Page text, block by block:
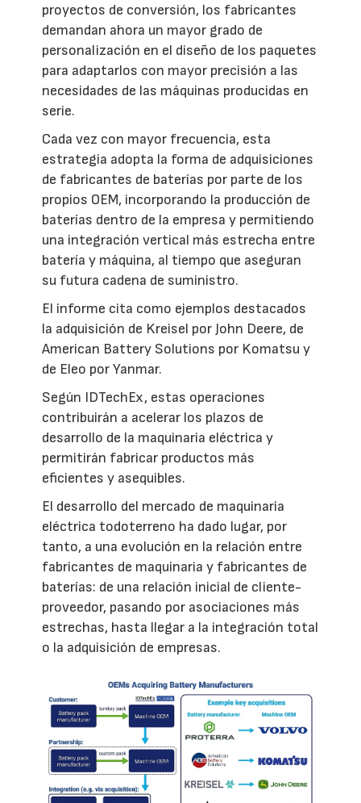
proyectos de conversión, los fabricantes
demandan ahora un mayor grado de
personalización en el diseño de los paquetes
para adaptarlos con mayor precisión a las
necesidades de las máquinas producidas en
serie.
Cada vez con mayor frecuencia, esta
estrategia adopta la forma de adquisiciones
de fabricantes de baterías por parte de los
propios OEM, incorporando la producción de
baterías dentro de la empresa y permitiendo
una integración vertical más estrecha entre
batería y máquina, al tiempo que aseguran
su futura cadena de suministro.
El informe cita como ejemplos destacados
la adquisición de Kreisel por John Deere, de
American Battery Solutions por Komatsu y
de Eleo por Yanmar.
Según IDTechEx, estas operaciones
contribuirán a acelerar los plazos de
desarrollo de la maquinaria eléctrica y
permitirán fabricar productos más
eficientes y asequibles.
El desarrollo del mercado de maquinaria
eléctrica todoterreno ha dado lugar, por
tanto, a una evolución en la relación entre
fabricantes de maquinaria y fabricantes de
baterías: de una relación inicial de cliente-
proveedor, pasando por asociaciones más
estrechas, hasta llegar a la integración total
o la adquisición de empresas.